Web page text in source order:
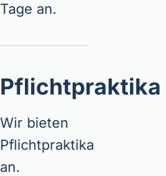
Tage an.
Pflichtpraktika
Wir bieten
Pflichtpraktika
an.